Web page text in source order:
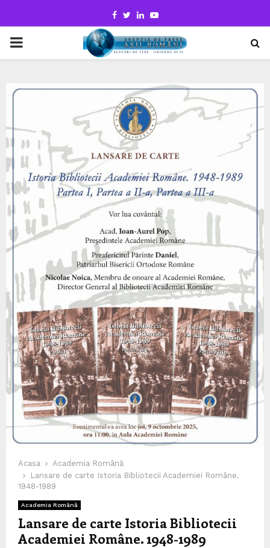
Facebook
TwitterLinkedinYoutube
PRIMARY
Acasa
Academia Română
Lansare de carte Istoria Bibliotecii Academiei Române.
1948-1989
Academia Română
Lansare de carte Istoria Bibliotecii
Academiei Române. 1948-1989